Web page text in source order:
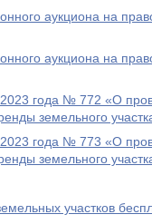
аукциона на
аукциона на
года № 772 «О
земельного
года № 773 «О
земельного
участков